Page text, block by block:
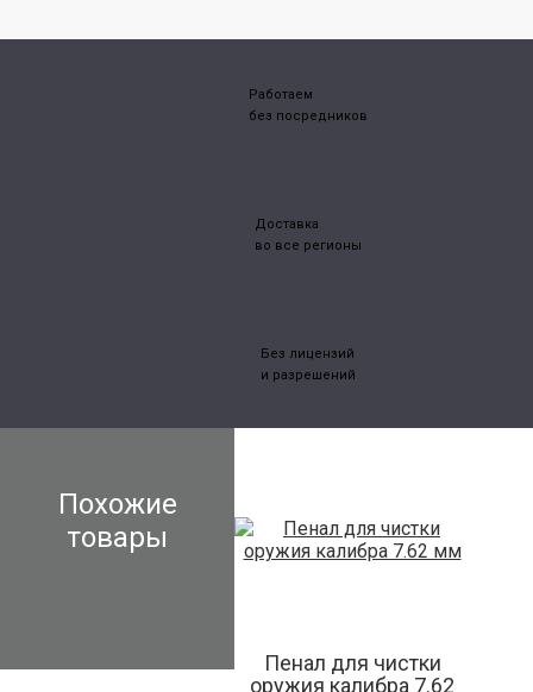
Работаем
без посредников
Доставка
во все регионы
Без лицензий
и разрешений
Похожие
товары
Пенал для чистки
оружия калибра 7.62